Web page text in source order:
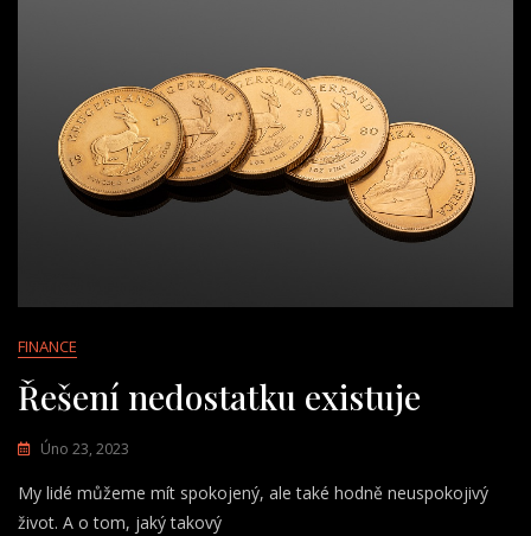
FINANCE
Řešení nedostatku existuje
Úno 23, 2023
My lidé můžeme mít spokojený, ale také hodně neuspokojivý
život. A o tom, jaký takový